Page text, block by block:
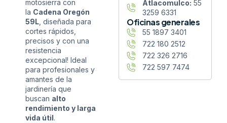
motosierra con
la Cadena Oregón
59L , diseñada para
cortes rápidos,
precisos y con una
resistencia
excepcional! Ideal
para profesionales y
amantes de la
jardinería que
buscan alto
rendimiento y larga
vida útil.
Atlacomulco: 55
3259 6331
Oficinas generales
55 1897 3401
722 180 2512
722 326 2716
722 597 7474